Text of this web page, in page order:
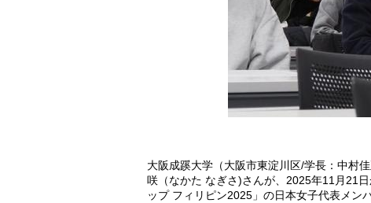
大阪成蹊大学（大阪市東淀川区/学長：中村
咲（なかた なぎさ)さんが、2025年11月21
ップ フィリピン2025」の日本女子代表メン